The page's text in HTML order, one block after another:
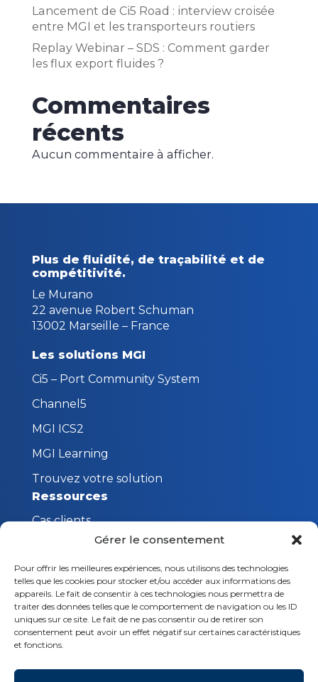
Gérer le consentement
Pour offrir les meilleures expériences, nous utilisons des technologies
telles que les cookies pour stocker et/ou accéder aux informations des
appareils. Le fait de consentir à ces technologies nous permettra de
traiter des données telles que le comportement de navigation ou les ID
uniques sur ce site. Le fait de ne pas consentir ou de retirer son
consentement peut avoir un effet négatif sur certaines caractéristiques
et fonctions.
Lancement de Ci5 Road : interview croisée
entre MGI et les transporteurs routiers
Replay Webinar – SDS : Comment garder
les flux export fluides ?
Commentaires
récents
Aucun commentaire à afficher.
Plus de fluidité, de traçabilité et de
compétitivité.
Le Murano
22 avenue Robert Schuman
13002 Marseille – France
Les solutions MGI
Ci5 – Port Community System
Channel5
MGI ICS2
MGI Learning
Trouvez votre solution
Ressources
Cas clients
Innovations MGI
Restons en contact
Demande de démonstration
Nous contacter